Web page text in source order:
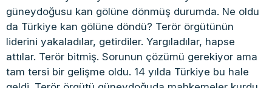
güneydoğusu kan gölüne dönmüş durumda. Ne oldu
da Türkiye kan gölüne döndü? Terör örgütünün
liderini yakaladılar, getirdiler. Yargıladılar, hapse
attılar. Terör bitmiş. Sorunun çözümü gerekiyor ama
tam tersi bir gelişme oldu. 14 yılda Türkiye bu hale